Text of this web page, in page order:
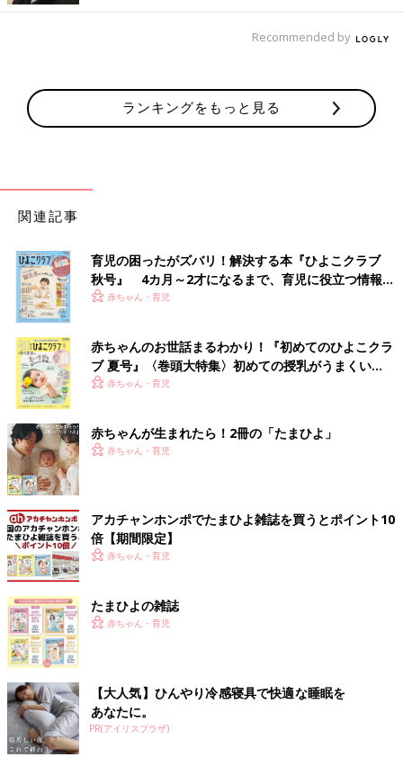
Recommended by
ランキングをもっと見る
関連記事
育児の困ったがズバリ！解決する本『ひよこクラブ
秋号』 4カ月～2才になるまで、育児に役立つ情報が
いっぱい！
赤ちゃん・育児
赤ちゃんのお世話まるわかり！『初めてのひよこクラ
ブ 夏号』〈巻頭大特集〉初めての授乳がうまくい
く！ おっぱい・ミルクの基本と夏のトラブル 解決テ
赤ちゃん・育児
赤ちゃんが生まれたら！2冊の「たまひよ」
赤ちゃん・育児
アカチャンホンポでたまひよ雑誌を買うとポイント10
倍【期間限定】
赤ちゃん・育児
たまひよの雑誌
赤ちゃん・育児
【大人気】ひんやり冷感寝具で快適な睡眠を
あなたに。
PR(アイリスプラザ)